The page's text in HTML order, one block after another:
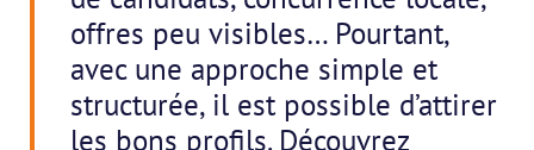
offres peu visibles… Pourtant,
avec une approche simple et
structurée, il est possible d’attirer
les bons profils. Découvrez